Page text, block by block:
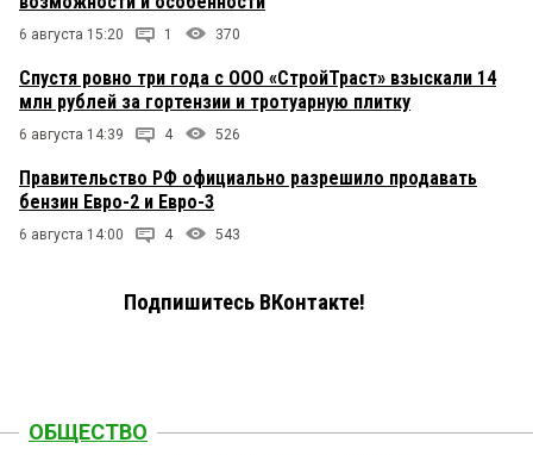
6 августа 15:20 1 370
Спустя ровно три года с ООО «СтройТраст» взыскали 14
млн рублей за гортензии и тротуарную плитку
6 августа 14:39 4 526
Правительство РФ официально разрешило продавать
бензин Евро-2 и Евро-3
6 августа 14:00 4 543
Подпишитесь ВКонтакте!
ОБЩЕСТВО